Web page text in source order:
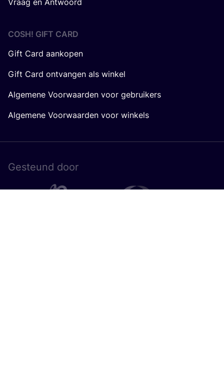
Vraag en Antwoord
COSH! GIFT CARD
Gift Card aankopen
Gift Card ontvangen als winkel
Algemene Voorwaarden voor gebruikers
Algemene Voorwaarden voor winkels
Gesteund door